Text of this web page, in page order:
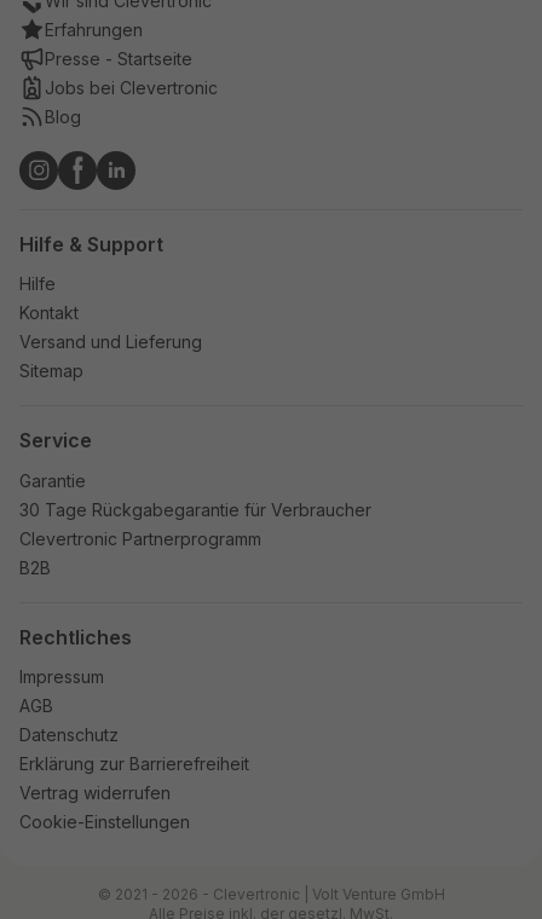
Erfahrungen
Presse - Startseite
Jobs bei Clevertronic
Blog
Hilfe & Support
Hilfe
Kontakt
Versand und Lieferung
Sitemap
Service
Garantie
30 Tage Rückgabegarantie für Verbraucher
Clevertronic Partnerprogramm
B2B
Rechtliches
Impressum
AGB
Datenschutz
Erklärung zur Barrierefreiheit
Vertrag widerrufen
Cookie-Einstellungen
© 2021 - 2026 - Clevertronic | Volt Venture GmbH
Alle Preise inkl. der gesetzl. MwSt.